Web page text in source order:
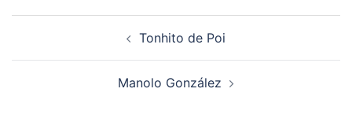
Tonhito de Poi
Manolo González